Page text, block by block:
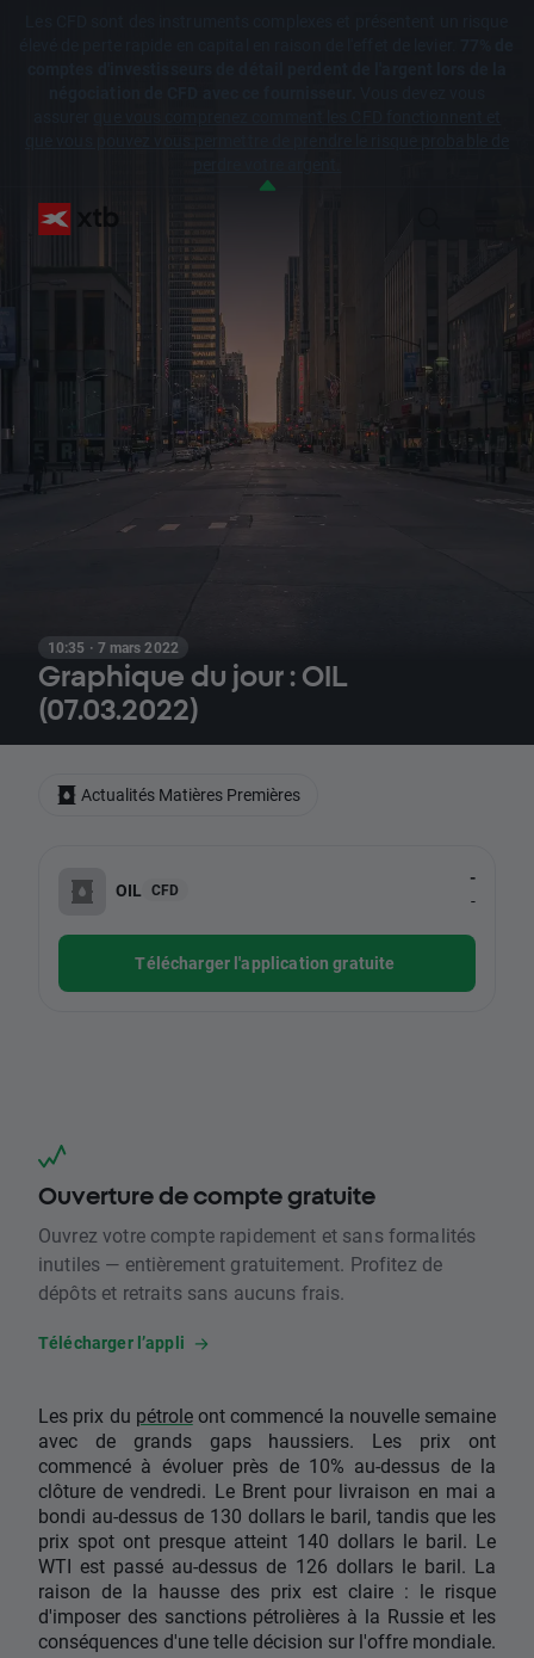
10:35 · 7 mars 2022
Graphique du jour : OIL
(07.03.2022)
OIL CFD
-
-
Télécharger l'application gratuite
Ouverture de compte gratuite
Ouvrez votre compte rapidement et sans formalités
inutiles — entièrement gratuitement. Profitez de
dépôts et retraits sans aucuns frais.
Télécharger l’appli
Les prix du pétroleont commencé la nouvelle semaine
avec de grands gaps haussiers. Les prix ont
commencé à évoluer près de 10% au-dessus de la
clôture de vendredi. Le Brent pour livraison en mai a
bondi au-dessus de 130 dollars le baril, tandis que les
prix spot ont presque atteint 140 dollars le baril. Le
WTI est passé au-dessus de 126 dollars le baril. La
raison de la hausse des prix est claire : le risque
d'imposer des sanctions pétrolières à la Russie et les
conséquences d'une telle décision sur l'offre mondiale.
Actualités Matières Premières